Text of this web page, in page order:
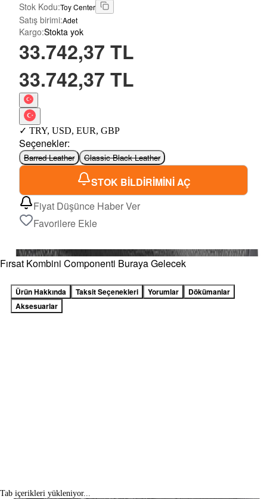
Stok Kodu:Toy Center
Satış birimi:Adet
Kargo:Stokta yok
33.742,37 TL
33.742,37 TL
✓ TRY, USD, EUR, GBP
Seçenekler:
Barred Leather Classic Black Leather
STOK BİLDİRİMİNİ AÇ
Fiyat Düşünce Haber Ver
Favorilere Ekle
Fırsat Kombini Componenti Buraya Gelecek
Ürün Hakkında Taksit Seçenekleri Yorumlar
Dökümanlar
Aksesuarlar
Tab içerikleri yükleniyor...